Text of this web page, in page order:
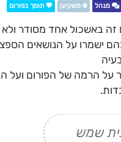
מנהל ❄️ משקיען 💖 תומך בפורום
זה באשכול אחד מסודר
ישמרו על הנושאים
על הרמה של הפורום ועל
שמש